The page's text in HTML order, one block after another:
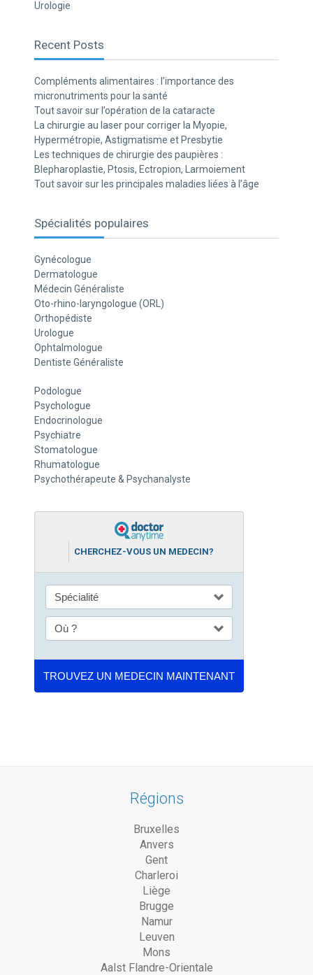
Urologie
Recent Posts
Compléments alimentaires : l’importance des
micronutriments pour la santé
Tout savoir sur l’opération de la cataracte
La chirurgie au laser pour corriger la Myopie,
Hypermétropie, Astigmatisme et Presbytie
Les techniques de chirurgie des paupières :
Blepharoplastie, Ptosis, Ectropion, Larmoiement
Tout savoir sur les principales maladies liées à l’âge
Spécialités populaires
Gynécologue
Dermatologue
Médecin Généraliste
Oto-rhino-laryngologue (ORL)
Orthopédiste
Urologue
Ophtalmologue
Dentiste Généraliste
Podologue
Psychologue
Endocrinologue
Psychiatre
Stomatologue
Rhumatologue
Psychothérapeute & Psychanalyste
CHERCHEZ-VOUS UN MEDECIN?
Régions
Bruxelles
Anvers
Gent
Charleroi
Liège
Brugge
Namur
Leuven
Mons
Aalst Flandre-Orientale